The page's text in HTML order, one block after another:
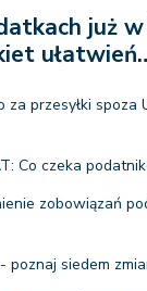
już
za przesyłki spoza
Co czeka
zobowiązań
poznaj siedem